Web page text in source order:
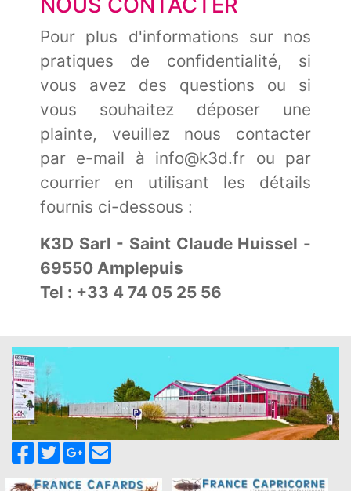
NOUS CONTACTER
Pour plus d'informations sur nos
pratiques de confidentialité, si
vous avez des questions ou si
vous souhaitez déposer une
plainte, veuillez nous contacter
par e-mail à info@k3d.fr ou par
courrier en utilisant les détails
fournis ci-dessous :
K3D Sarl - Saint Claude Huissel -
69550 Amplepuis
Tel : +33 4 74 05 25 56